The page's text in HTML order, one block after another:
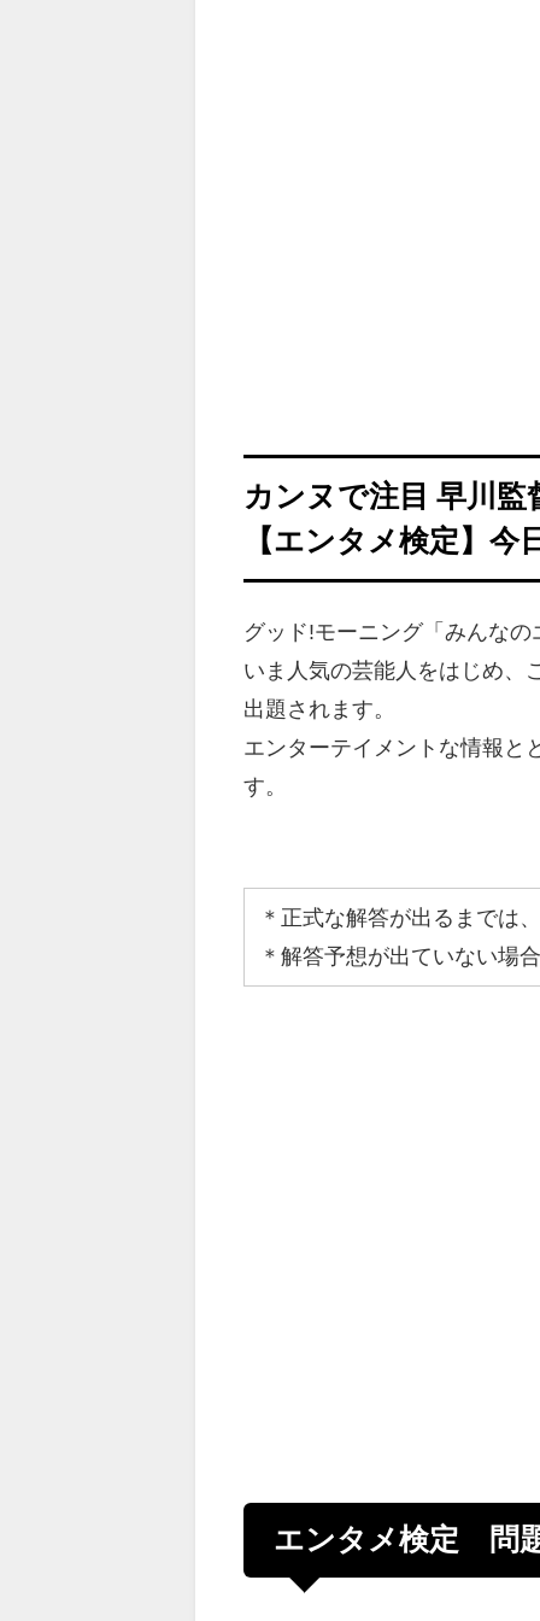
カンヌで注目 早川監
【エンタメ検定】今
グッド!モーニング「みんな
いま人気の芸能人をはじめ、
出題されます。
エンターテイメントな情報と
す。
＊正式な解答が出るまでは
＊解答予想が出ていない場
エンタメ検定 問